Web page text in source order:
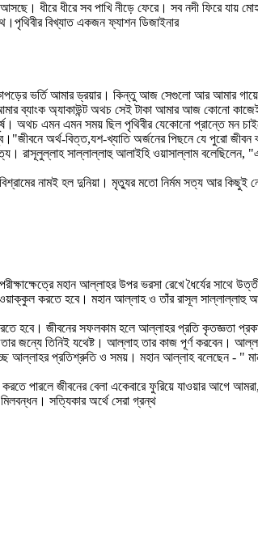
ধীরে সব পাখি নীড়ে ফেরে। সব নদী ফিরে যায়
বিখ্যাত একজন ফ্যাশন ডিজাইনার
ভর্তি আমার ড্রয়ার। কিন্তু আজ সেগুলো আর আমার
আমার ব্যাংক অ্যাকাউন্ট অথচ সেই টাকা আমার আজ কোনো
অথচ এমন এমন সময় ছিল পৃথিবীর যেকোনো প্রান্তে মন
অর্থ-বিত্ত,যশ-খ্যাতি অর্জনের পিছনে যে পুরো
রাসূলুল্লাহ সাল্লাল্লাহু আলাইহি ওয়াসাল্লাম
নামই হল দুনিয়া। মৃত্যুর মতো নির্মম সত্য আর কিছুই
মহান আল্লাহর উপর ভরসা রেখে ধৈর্যের সাথে
করতে হবে। মহান আল্লাহ ও তাঁর রাসূল সাল্লাল্লাহু
হবে। জীবনের সফলকাম হলে আল্লাহর প্রতি কৃতজ্ঞতা
জন্যে তিনিই যথেষ্ট। আল্লাহ তার কাজ পূর্ণ করবেন।
প্রতিশ্রুতি ও সময়। মহান আল্লাহ বলেছেন - "
জীবনের বেলা একেবারে ফুরিয়ে যাওয়ার আগে আমরা,
সত্যিকার অর্থে সেরা গ্রন্থ